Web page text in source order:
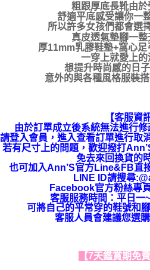
粗跟厚底長靴由
舒適平底感受讓你一
所以許多女孩們都會選
真皮透氣墊腳一
厚11mm乳膠鞋墊+窩心
一穿上就愛上的
想提升時尚感的日
意外的與各種風格服裝
【客服資
由於訂單成立後系統無法進行
請登入會員，進入查看訂單進行取
若有尺寸上的問題，歡迎撥打
免去來回換貨的
也可加入Ann’S官方Line&FB直
LINE ID請搜尋
Facebook官方粉絲專
客服服務時間：平日一
可將自己的平常穿的鞋號和
客服人員會建議您選
【7天鑑賞期免